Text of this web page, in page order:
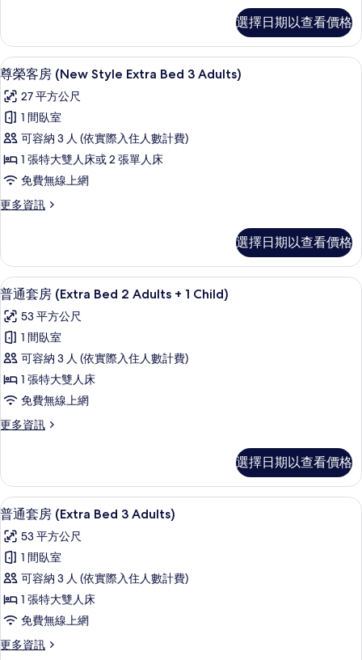
有
相
片
客
房
(New
Style)
的
詳
選擇日期以查看價格
顯
示
尊
榮
客
房
(New
Style
3
Adults)
的
所
有
相
片
迷你吧、客房內保險箱、書桌、遮光
8
尊榮客房 (New Style Extra Bed 3 Adults)
27 平方公尺
1 間臥室
可容納 3 人 (依實際入住人數計費)
1 張特大雙人床或 2 張單人床
免費無線上網
更多資訊
更
客
房
(New
Style
Extra
Bed
Adults)
的
詳
情
選擇日期以查看價格
顯
示
普
通
套
房
(Extra
Bed
+
1
Child)
的
所
有
相
片
迷你吧、客房內保險箱、書桌、遮光
6
普通套房 (Extra Bed 2 Adults + 1 Child)
53 平方公尺
1 間臥室
可容納 3 人 (依實際入住人數計費)
1 張特大雙人床
免費無線上網
更多資訊
更
套
房
(Extra
Bed
2
Adults
Child)
的
詳
情
選擇日期以查看價格
顯
示
普
通
套
房
(Extra
Bed
迷你吧、客房內保險箱、書桌、遮光
6
普通套房 (Extra Bed 3 Adults)
53 平方公尺
1 間臥室
可容納 3 人 (依實際入住人數計費)
1 張特大雙人床
免費無線上網
更多資訊
更